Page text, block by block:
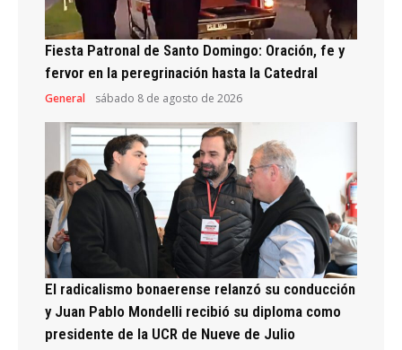
Fiesta Patronal de Santo Domingo: Oración, fe y
fervor en la peregrinación hasta la Catedral
General sábado 8 de agosto de 2026
El radicalismo bonaerense relanzó su conducción
y Juan Pablo Mondelli recibió su diploma como
presidente de la UCR de Nueve de Julio